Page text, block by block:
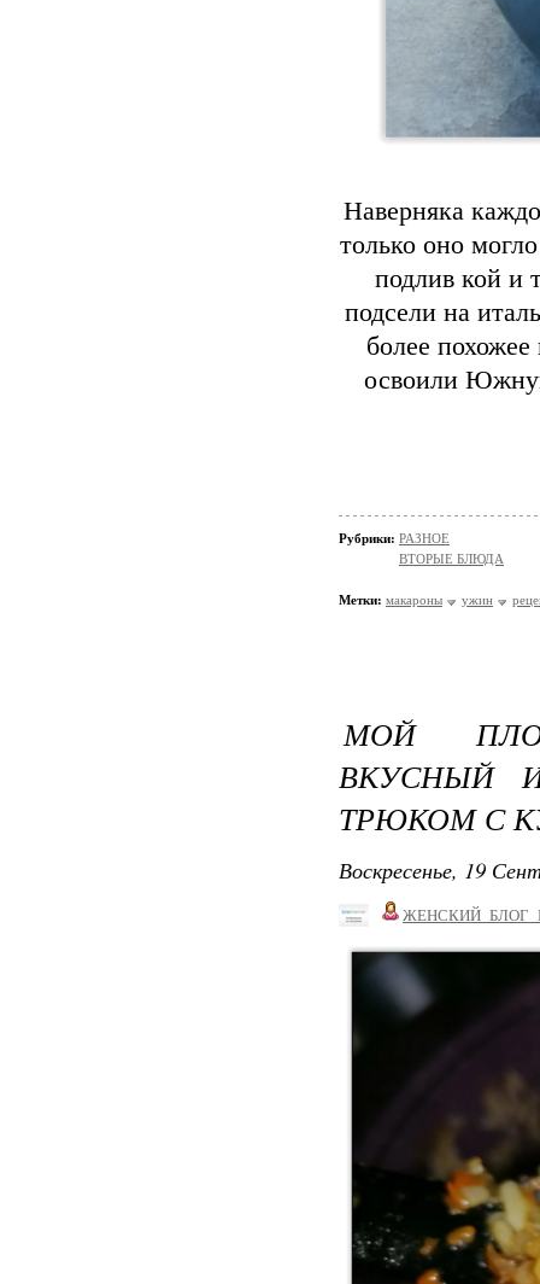
Наверняка
только оно
подлив кой и
подсели на
более
освоили
Рубрики: РАЗНОЕ
ВТОРЫЕ БЛЮДА
Метки: макароны ужин
МОЙ
ВКУСНЫЙ
ТРЮКОМ С
Воскресенье, 19